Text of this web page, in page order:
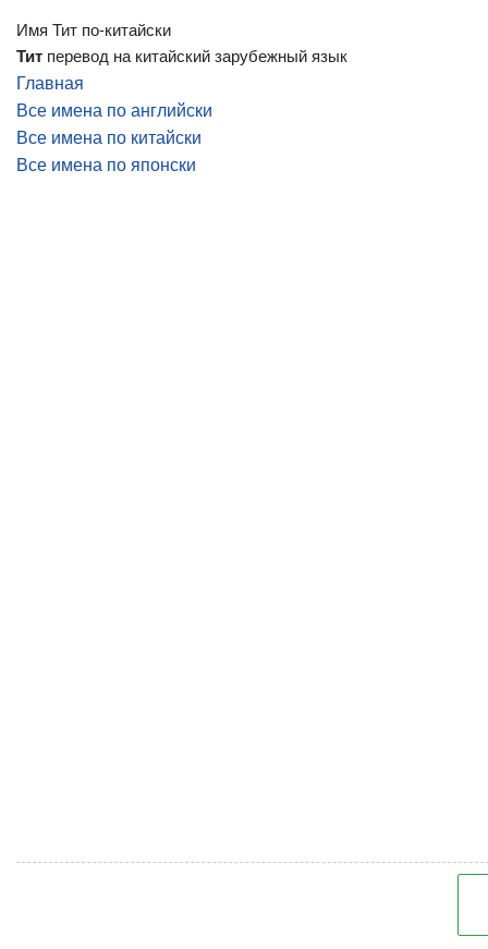
Имя Тит по-китайски
Тит перевод на китайский зарубежный язык
Главная
Все имена по английски
Все имена по китайски
Все имена по японски